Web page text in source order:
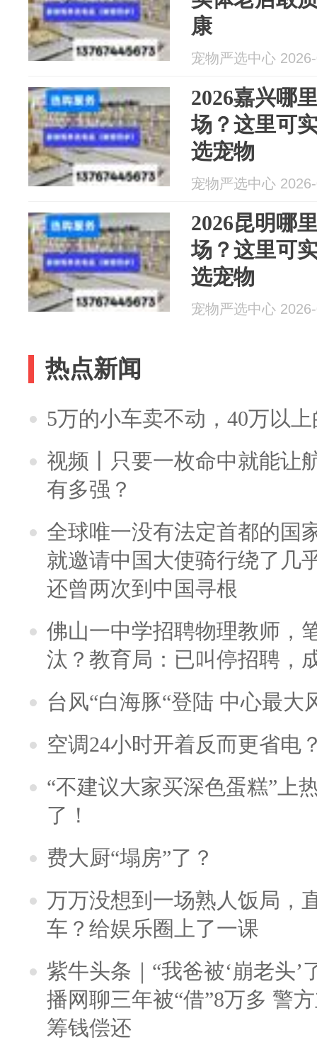
康
宠物严选中心
2026嘉兴哪
场？这里可
选宠物
宠物严选中心
2026昆明哪
场？这里可
选宠物
宠物严选中心
热点新闻
5万的小车卖不动，40万以
视频丨只要一枚命中就能让
有多强？
全球唯一没有法定首都的国
就邀请中国大使骑行绕了几
还曾两次到中国寻根
佛山一中学招聘物理教师，
汰？教育局：已叫停招聘，
台风“白海豚“登陆 中心最大
空调24小时开着反而更省电
“不建议大家买深色蛋糕”上
了！
费大厨“塌房”了？
万万没想到一场熟人饭局，
车？给娱乐圈上了一课
紫牛头条｜“我爸被‘崩老头’
播网聊三年被“借”8万多 警
筹钱偿还